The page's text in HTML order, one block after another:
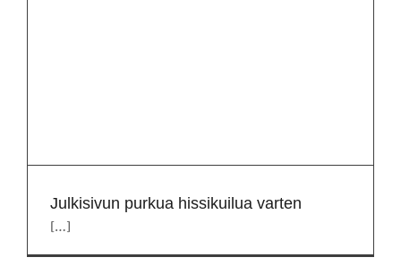
Julkisivun purkua hissikuilua varten
[…]